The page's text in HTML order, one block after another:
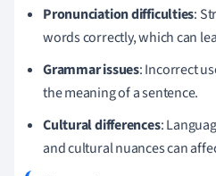
Pronunciation difficulties:
words correctly, which can
Grammar issues: Incorrect
the meaning of a sentence.
Cultural differences:
and cultural nuances can